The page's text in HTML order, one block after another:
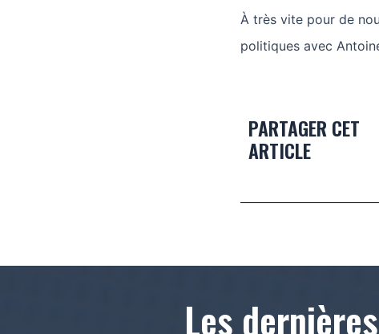
À très vite pour de
politiques avec
PARTAGER CET
ARTICLE
Les